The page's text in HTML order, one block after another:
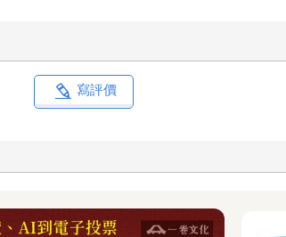
棒一段時間後，有些被逼流亡，有些身陷
。
採用的詞彙。「奶茶」是亞洲各地將茶與
來自香港和緬甸的流亡者的訪談寫成。從
Global Reports）提出了想寫一本關於東亞
寫評價